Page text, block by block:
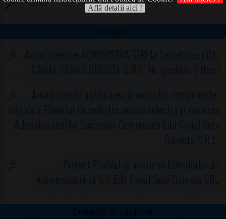
Află detalii aici !
Anunțuri
Anunț selecție ADMINISTRATORI la Societatea EDIL
CANAL SERV GORGOTA S.R.L. Nr. posturi: 3 (trei)
Anunț privind publicarea proiectului componentei
iniţiale a Planului de selecţie pentru selecţia şi numirea
Administratorilor Societăţii Comerciale Edil Canal Serv
Gorgota S.R.L.
Proiect-Profilul și matricea Consiliului de
Administrație al S.C.Edil Canal Serv Gorgota SRL
Declarații de căsătorie